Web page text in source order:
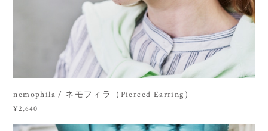
nemophila / ネモフィラ（Pierced Earring）
¥2,640